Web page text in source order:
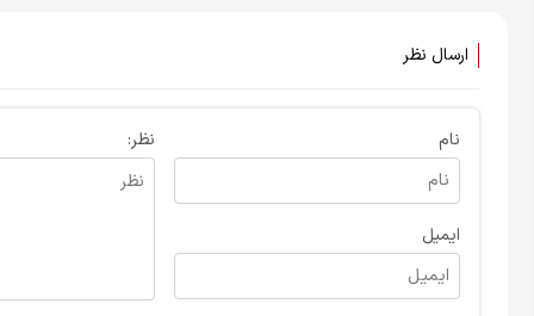
ارسال نظر
نام
ایمیل
نظر: